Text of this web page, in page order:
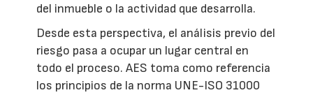
del inmueble o la actividad que desarrolla.
Desde esta perspectiva, el análisis previo del
riesgo pasa a ocupar un lugar central en
todo el proceso. AES toma como referencia
los principios de la norma UNE-ISO 31000